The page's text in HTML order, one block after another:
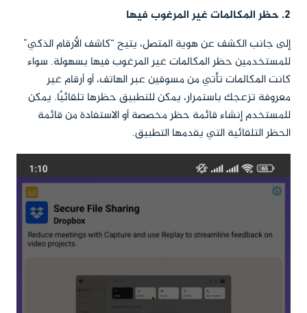
2. حظر المكالمات غير المرغوب فيها
إلى جانب الكشف عن هوية المتصل، يتيح “كاشف الأرقام الذكي”
للمستخدمين حظر المكالمات غير المرغوب فيها بسهولة. سواء
كانت المكالمات تأتي من مسوقين عبر الهاتف، أو أرقام غير
معروفة تزعجك باستمرار، يمكن للتطبيق حظرها تلقائيًا. يمكن
للمستخدم إنشاء قائمة حظر مخصصة أو الاستفادة من قائمة
الحظر التلقائية التي يقدمها التطبيق.